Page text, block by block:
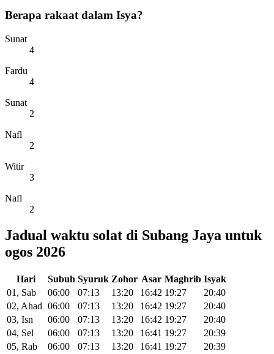
Berapa rakaat dalam Isya?
Sunat
4
Fardu
4
Sunat
2
Nafl
2
Witir
3
Nafl
2
Jadual waktu solat di Subang Jaya untuk
ogos 2026
Hari Subuh Syuruk Zohor Asar Maghrib Isyak
01, Sab
06:00 07:13 13:20 16:42 19:27
20:40
02, Ahad 06:00 07:13 13:20 16:42 19:27
20:40
03, Isn
06:00 07:13 13:20 16:42 19:27
20:40
04, Sel
06:00 07:13 13:20 16:41 19:27
20:39
05, Rab
06:00 07:13 13:20 16:41 19:27
20:39